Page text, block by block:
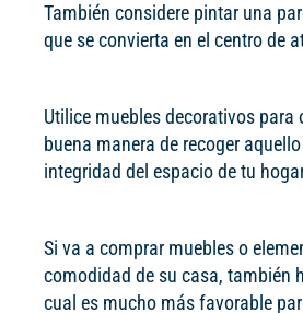
También considere pintar una
que se convierta en el centro de
Utilice muebles decorativos
buena manera de recoger
integridad del espacio de tu
Si va a comprar muebles o
comodidad de su casa, también
cual es mucho más favorable